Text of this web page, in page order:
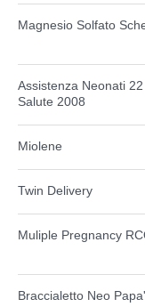
Magnesio Solfato
Assistenza Neonati
Salute 2008
Miolene
Twin Delivery
Muliple Pregnancy
Braccialetto Neo Papa'